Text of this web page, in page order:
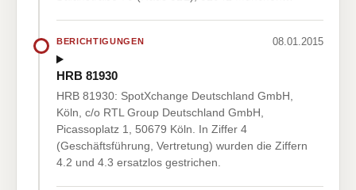
BERICHTIGUNGEN 08.01.2015
HRB 81930
HRB 81930: SpotXchange Deutschland GmbH,
Köln, c/o RTL Group Deutschland GmbH,
Picassoplatz 1, 50679 Köln. In Ziffer 4
(Geschäftsführung, Vertretung) wurden die Ziffern
4.2 und 4.3 ersatzlos gestrichen.